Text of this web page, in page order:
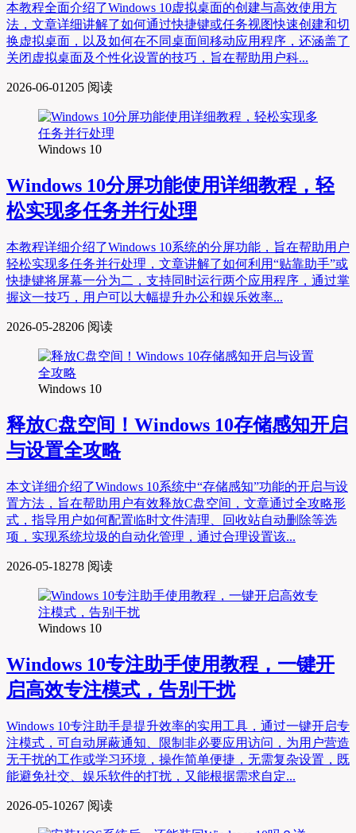
本教程全面介绍了Windows 10虚拟桌面的创建与高效使用方
法，文章详细讲解了如何通过快捷键或任务视图快速创建和切
换虚拟桌面，以及如何在不同桌面间移动应用程序，还涵盖了
关闭虚拟桌面及个性化设置的技巧，旨在帮助用户科...
2026-06-01 205 阅读
Windows 10
Windows 10分屏功能使用详细教程，轻
松实现多任务并行处理
本教程详细介绍了Windows 10系统的分屏功能，旨在帮助用户
轻松实现多任务并行处理，文章讲解了如何利用“贴靠助手”或
快捷键将屏幕一分为二，支持同时运行两个应用程序，通过掌
握这一技巧，用户可以大幅提升办公和娱乐效率...
2026-05-28206 阅读
Windows 10
释放C盘空间！Windows 10存储感知开启
与设置全攻略
本文详细介绍了Windows 10系统中“存储感知”功能的开启与设
置方法，旨在帮助用户有效释放C盘空间，文章通过全攻略形
式，指导用户如何配置临时文件清理、回收站自动删除等选
项，实现系统垃圾的自动化管理，通过合理设置该...
2026-05-18278 阅读
Windows 10
Windows 10专注助手使用教程，一键开
启高效专注模式，告别干扰
Windows 10专注助手是提升效率的实用工具，通过一键开启专
注模式，可自动屏蔽通知、限制非必要应用访问，为用户营造
无干扰的工作或学习环境，操作简单便捷，无需复杂设置，既
能避免社交、娱乐软件的打扰，又能根据需求自定...
2026-05-10267 阅读